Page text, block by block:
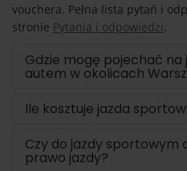
vouchera. Pełna lista pytań i
stronie Pytania i odpowiedzi.
Gdzie mogę pojechać
autem w okolicach
Ile kosztuje jazda
Czy do jazdy
prawo jazdy?